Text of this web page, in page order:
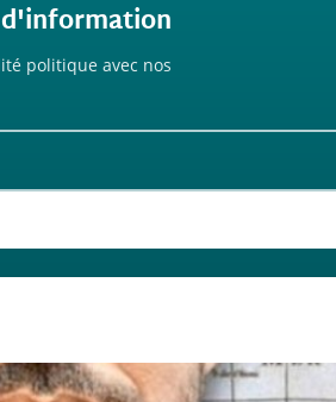
politique avec nos